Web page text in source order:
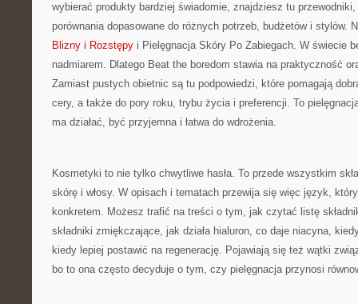
wybierać produkty bardziej świadomie, znajdziesz tu
porównania dopasowane do różnych potrzeb, budżetów i stylów.
Blizny i Rozstępy i Pielęgnacja Skóry Po Zabiegach. W świecie
nadmiarem. Dlatego Beat the boredom stawia na praktyczność
Zamiast pustych obietnic są tu podpowiedzi, które pomagają
cery, a także do pory roku, trybu życia i preferencji. To
ma działać, być przyjemna i łatwa do wdrożenia.
Kosmetyki to nie tylko chwytliwe hasła. To przede wszystkim
skórę i włosy. W opisach i tematach przewija się więc język,
konkretem. Możesz trafić na treści o tym, jak czytać listę
składniki zmiękczające, jak działa hialuron, co daje niacyna,
kiedy lepiej postawić na regenerację. Pojawiają się też wątki
bo to ona często decyduje o tym, czy pielęgnacja przynosi